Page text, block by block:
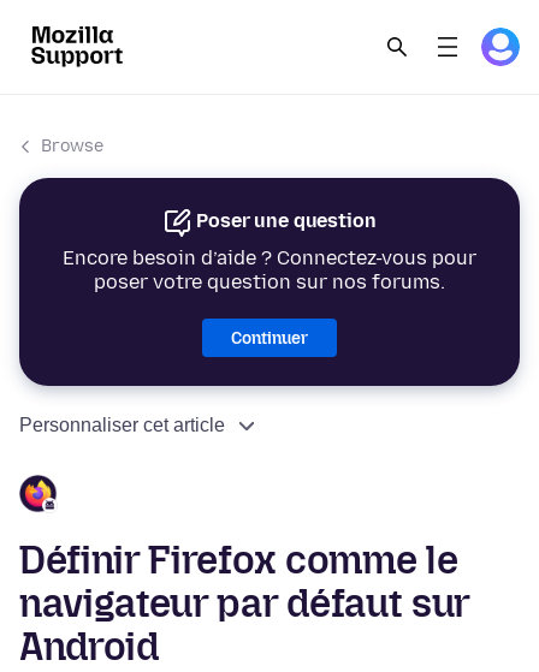
Browse
Poser une question
Encore besoin d’aide ? Connectez-vous pour
poser votre question sur nos forums.
Continuer
Personnaliser cet article
Définir Firefox comme le
navigateur par défaut sur
Android